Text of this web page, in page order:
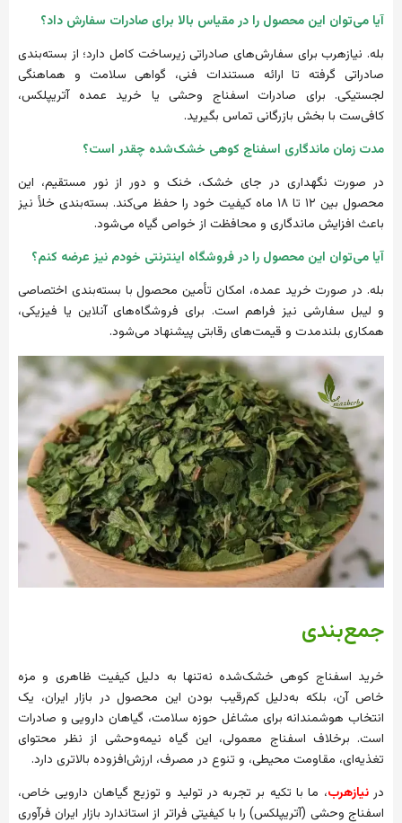
آیا می‌توان این محصول را در مقیاس بالا برای صادرات سفارش داد؟
بله. نیازهرب برای سفارش‌های صادراتی زیرساخت کامل دارد؛ از بسته‌بندی
صادراتی گرفته تا ارائه مستندات فنی، گواهی سلامت و هماهنگی
لجستیکی. برای صادرات اسفناج وحشی یا خرید عمده آتریپلکس،
کافی‌ست با بخش بازرگانی تماس بگیرید.
مدت زمان ماندگاری اسفناج کوهی خشک‌شده چقدر است؟
در صورت نگهداری در جای خشک، خنک و دور از نور مستقیم، این
محصول بین ۱۲ تا ۱۸ ماه کیفیت خود را حفظ می‌کند. بسته‌بندی خلأ نیز
باعث افزایش ماندگاری و محافظت از خواص گیاه می‌شود.
آیا می‌توان این محصول را در فروشگاه‌ اینترنتی خودم نیز عرضه کنم؟
بله. در صورت خرید عمده، امکان تأمین محصول با بسته‌بندی اختصاصی
و لیبل سفارشی نیز فراهم است. برای فروشگاه‌های آنلاین یا فیزیکی،
همکاری بلندمدت و قیمت‌های رقابتی پیشنهاد می‌شود.
جمع‌بندی
خرید اسفناج کوهی خشک‌شده نه‌تنها به دلیل کیفیت ظاهری و مزه
خاص آن، بلکه به‌دلیل کم‌رقیب بودن این محصول در بازار ایران، یک
انتخاب هوشمندانه برای مشاغل حوزه سلامت، گیاهان دارویی و صادرات
است. برخلاف اسفناج معمولی، این گیاه نیمه‌وحشی از نظر محتوای
تغذیه‌ای، مقاومت محیطی، و تنوع در مصرف، ارزش‌افزوده بالاتری دارد.
درنیازهرب، ما با تکیه بر تجربه در تولید و توزیع گیاهان دارویی خاص،
اسفناج وحشی (آتریپلکس) را با کیفیتی فراتر از استاندارد بازار ایران فرآوری